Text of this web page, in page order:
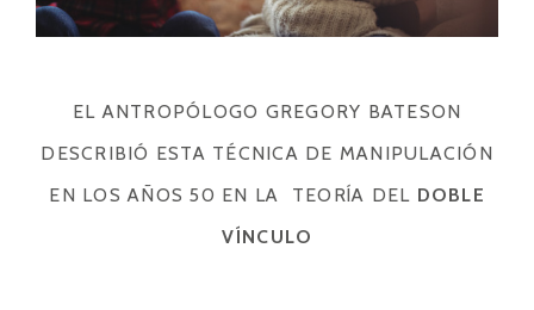
EL ANTROPÓLOGO GREGORY BATESON
DESCRIBIÓ ESTA TÉCNICA DE MANIPULACIÓN
EN LOS AÑOS 50 EN LA TEORÍA DEL DOBLE
VÍNCULO